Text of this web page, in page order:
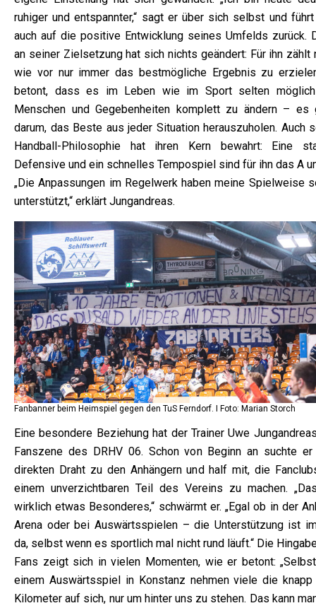
ruhiger und entspannter,“ sagt er über sich selbst und
auch auf die positive Entwicklung seines Umfelds zurück.
an seiner Zielsetzung hat sich nichts geändert: Für ihn zählt
wie vor nur immer das bestmögliche Ergebnis zu
betont, dass es im Leben wie im Sport selten
Menschen und Gegebenheiten komplett zu ändern – es
darum, das Beste aus jeder Situation herauszuholen. Auch
Handball-Philosophie hat ihren Kern bewahrt: Eine
Defensive und ein schnelles Tempospiel sind für ihn das A
„Die Anpassungen im Regelwerk haben meine Spielweise
unterstützt,“ erklärt Jungandreas.
Fanbanner beim Heimspiel gegen den TuS Ferndorf. I Foto: Marian Storch
Eine besondere Beziehung hat der Trainer Uwe
Fanszene des DRHV 06. Schon von Beginn an suchte er
direkten Draht zu den Anhängern und half mit, die
einem unverzichtbaren Teil des Vereins zu machen.
wirklich etwas Besonderes,“ schwärmt er. „Egal ob in der
Arena oder bei Auswärtsspielen – die Unterstützung ist
da, selbst wenn es sportlich mal nicht rund läuft.“ Die
Fans zeigt sich in vielen Momenten, wie er betont:
einem Auswärtsspiel in Konstanz nehmen viele die
Kilometer auf sich, nur um hinter uns zu stehen. Das kann